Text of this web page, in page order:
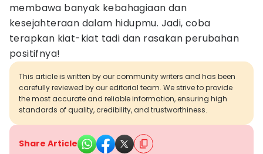
membawa banyak kebahagiaan dan
kesejahteraan dalam hidupmu. Jadi, coba
terapkan kiat-kiat tadi dan rasakan perubahan
positifnya!
This article is written by our community writers and has been
carefully reviewed by our editorial team. We strive to provide
the most accurate and reliable information, ensuring high
standards of quality, credibility, and trustworthiness.
Share Article